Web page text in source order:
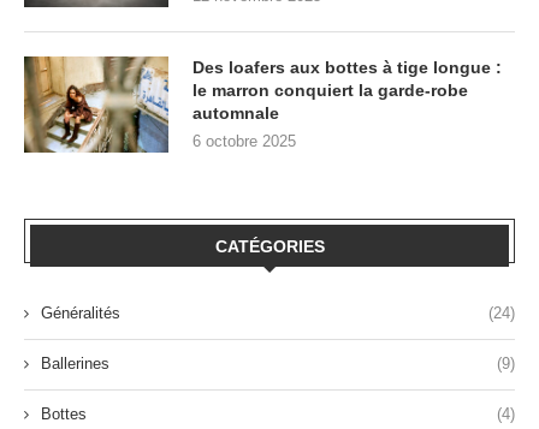
Des loafers aux bottes à tige longue :
le marron conquiert la garde-robe
automnale
6 octobre 2025
CATÉGORIES
Généralités (24)
Ballerines (9)
Bottes (4)